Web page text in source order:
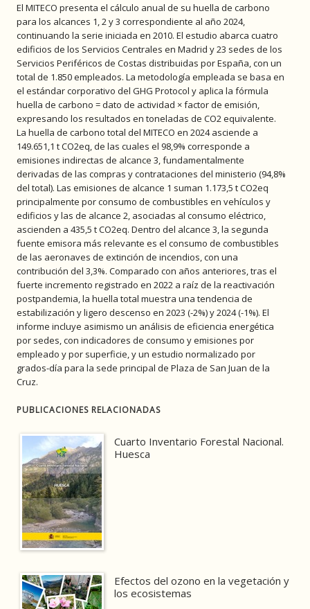
El MITECO presenta el cálculo anual de su huella de carbono
para los alcances 1, 2 y 3 correspondiente al año 2024,
continuando la serie iniciada en 2010. El estudio abarca cuatro
edificios de los Servicios Centrales en Madrid y 23 sedes de los
Servicios Periféricos de Costas distribuidas por España, con un
total de 1.850 empleados. La metodología empleada se basa en
el estándar corporativo del GHG Protocol y aplica la fórmula
huella de carbono = dato de actividad × factor de emisión,
expresando los resultados en toneladas de CO2 equivalente.
La huella de carbono total del MITECO en 2024 asciende a
149.651,1 t CO2eq, de las cuales el 98,9% corresponde a
emisiones indirectas de alcance 3, fundamentalmente
derivadas de las compras y contrataciones del ministerio (94,8%
del total). Las emisiones de alcance 1 suman 1.173,5 t CO2eq
principalmente por consumo de combustibles en vehículos y
edificios y las de alcance 2, asociadas al consumo eléctrico,
ascienden a 435,5 t CO2eq. Dentro del alcance 3, la segunda
fuente emisora más relevante es el consumo de combustibles
de las aeronaves de extinción de incendios, con una
contribución del 3,3%. Comparado con años anteriores, tras el
fuerte incremento registrado en 2022 a raíz de la reactivación
postpandemia, la huella total muestra una tendencia de
estabilización y ligero descenso en 2023 (-2%) y 2024 (-1%). El
informe incluye asimismo un análisis de eficiencia energética
por sedes, con indicadores de consumo y emisiones por
empleado y por superficie, y un estudio normalizado por
grados-día para la sede principal de Plaza de San Juan de la
Cruz.
PUBLICACIONES RELACIONADAS
Cuarto Inventario Forestal Nacional.
Huesca
Efectos del ozono en la vegetación y
los ecosistemas